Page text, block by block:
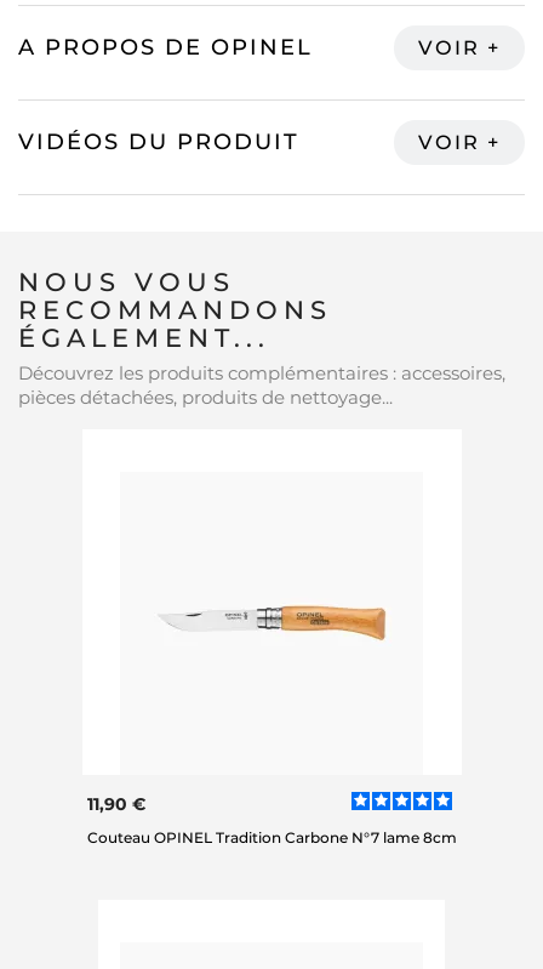
A PROPOS DE OPINEL
VIDÉOS DU PRODUIT
NOUS VOUS
RECOMMANDONS
ÉGALEMENT...
Découvrez les produits complémentaires : accessoires,
pièces détachées, produits de nettoyage...
11,90 €
Couteau OPINEL Tradition Carbone N°7 lame 8cm